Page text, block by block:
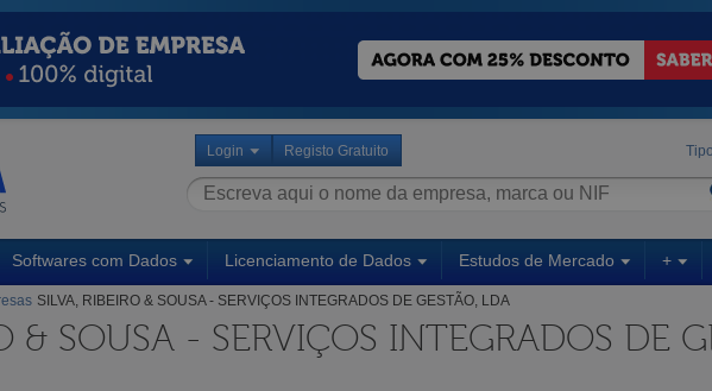
Login Registo Gratuito
Softwares com Dados Licenciamento de Dados Estudos de Mercado +
SILVA, RIBEIRO & SOUSA - SERVIÇOS INTEGRADOS DE GESTÃO, LDA
& SOUSA - SERVIÇOS INTEGRADOS DE